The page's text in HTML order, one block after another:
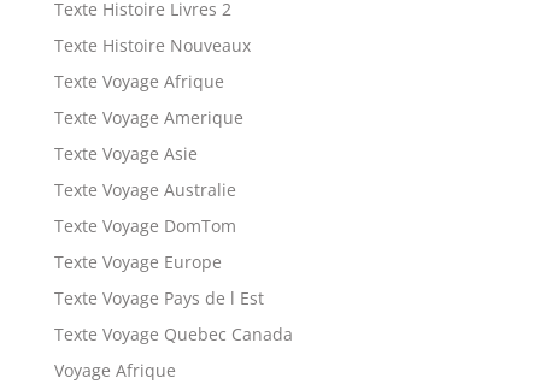
Texte Histoire Livres 2
Texte Histoire Nouveaux
Texte Voyage Afrique
Texte Voyage Amerique
Texte Voyage Asie
Texte Voyage Australie
Texte Voyage DomTom
Texte Voyage Europe
Texte Voyage Pays de l Est
Texte Voyage Quebec Canada
Voyage Afrique